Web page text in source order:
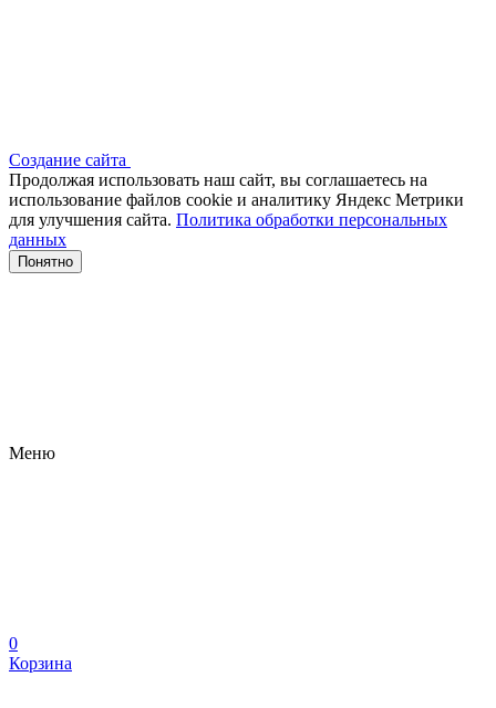
Создание сайта
Продолжая использовать наш сайт, вы соглашаетесь на
использование файлов сооkіе и аналитику Яндекс Метрики
для улучшения сайта. Политика обработки персональных
данных
Понятно
Меню
0
Корзина